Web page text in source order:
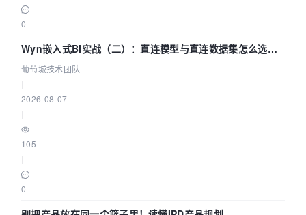
0
Wyn嵌入式BI实战（二）：直连模型与直连数据集怎么选，
参数为什么不生效？| 葡萄城技术团队
葡萄城技术团队
2026-08-07
105
0